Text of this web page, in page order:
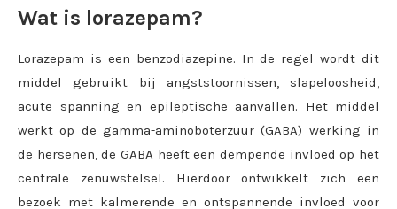
Wat is lorazepam?
Lorazepam is een benzodiazepine. In de regel wordt dit
middel gebruikt bij angststoornissen, slapeloosheid,
acute spanning en epileptische aanvallen. Het middel
werkt op de gamma-aminoboterzuur (GABA) werking in
de hersenen, de GABA heeft een dempende invloed op het
centrale zenuwstelsel. Hierdoor ontwikkelt zich een
bezoek met kalmerende en ontspannende invloed voor